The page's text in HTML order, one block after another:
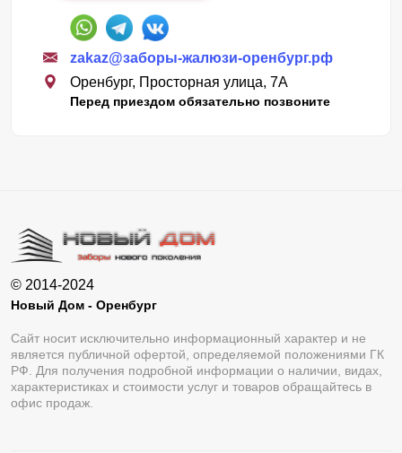
zakaz@заборы-жалюзи-оренбург.рф
Оренбург, Просторная улица, 7А
Перед приездом обязательно позвоните
© 2014-2024
Новый Дом - Оренбург
Сайт носит исключительно информационный характер и не
является публичной офертой, определяемой положениями ГК
РФ. Для получения подробной информации о наличии, видах,
характеристиках и стоимости услуг и товаров обращайтесь в
офис продаж.